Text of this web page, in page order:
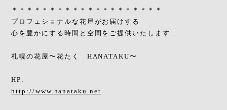
＊＊＊＊＊＊＊＊＊＊＊＊＊＊＊＊＊＊＊＊
プロフェショナルな花屋がお届けする
心を豊かにする時間と空間をご提供いたします…
札幌の花屋〜花たく HANATAKU〜
HP:
http://www.hanataku.net